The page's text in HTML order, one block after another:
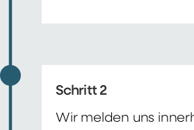
Schritt 2
Wir melden uns